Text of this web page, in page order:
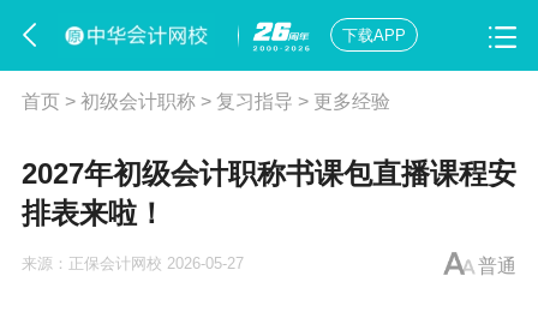
下载APP
首页> 初级会计职称> 复习指导 > 更多经验
2027年初级会计职称书课包直播课程安
排表来啦！
普通
来源： 正保会计网校 2026-05-27